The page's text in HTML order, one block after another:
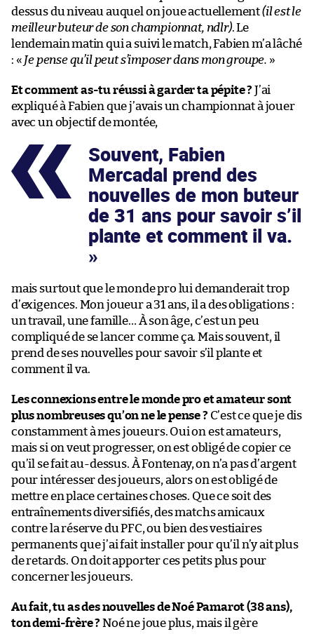
dessus du niveau auquel on joue actuellement(il est le
meilleur buteur de son championnat, ndlr). Le
lendemain matin qui a suivi le match, Fabien m’a lâché
: « Je pense qu’il peut s’imposer dans mon groupe. »
Et comment as-tu réussi à garder ta pépite ? J’ai
expliqué à Fabien que j’avais un championnat à jouer
avec un objectif de montée,
Souvent, Fabien
Mercadal prend des
nouvelles de mon buteur
de 31 ans pour savoir s’il
plante et comment il va.
mais surtout que le monde pro lui demanderait trop
d’exigences. Mon joueur a 31 ans, il a des obligations :
un travail, une famille… À son âge, c’est un peu
compliqué de se lancer comme ça. Mais souvent, il
prend de ses nouvelles pour savoir s’il plante et
comment il va.
Les connexions entre le monde pro et amateur sont
plus nombreuses qu’on ne le pense ? C’est ce que je dis
constamment à mes joueurs. Oui on est amateurs,
mais si on veut progresser, on est obligé de copier ce
qu’il se fait au-dessus. À Fontenay, on n’a pas d’argent
pour intéresser des joueurs, alors on est obligé de
mettre en place certaines choses. Que ce soit des
entraînements diversifiés, des matchs amicaux
contre la réserve du PFC, ou bien des vestiaires
permanents que j’ai fait installer pour qu’il n’y ait plus
de retards. On doit apporter ces petits plus pour
concerner les joueurs.
Au fait, tu as des nouvelles de Noé Pamarot (38 ans),
ton demi-frère ? Noé ne joue plus, mais il gère